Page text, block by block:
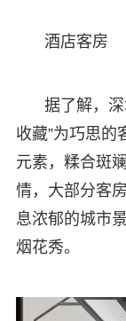
酒店客房
据了解，
收藏”为巧思的
元素，糅合斑
情，大部分客
息浓郁的城市
烟花秀。